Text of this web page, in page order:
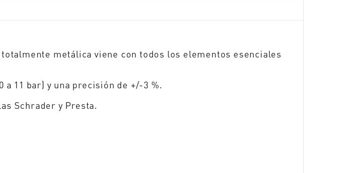
metálica viene con todos los elementos esenciales
a 11 bar) y una precisión de +/-3 %.
Schrader y Presta.